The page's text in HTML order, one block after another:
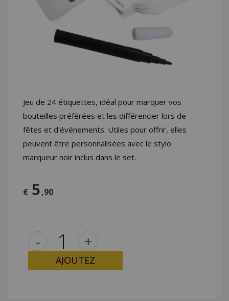
Jeu de 24 étiquettes, idéal pour marquer vos
bouteilles préférées et les différencier lors de
fêtes et d'événements. Utiles pour offrir, elles
peuvent être personnalisées avec le stylo
marqueur noir inclus dans le set.
€ 5,90
- +
AJOUTEZ